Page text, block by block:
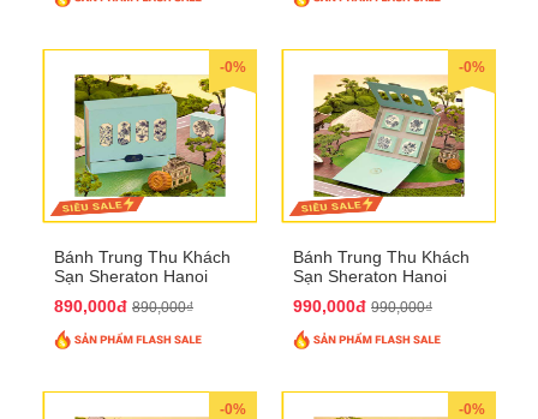
-0%
Bánh Trung Thu Khách
Sạn Sheraton Hanoi
890,000đ 890,000₫
-0%
Bánh Trung Thu Khách
Sạn Sheraton Hanoi
990,000đ 990,000₫
-0% -0%